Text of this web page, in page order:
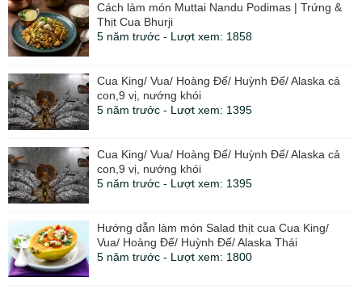
Cách làm món Muttai Nandu Podimas | Trứng &
Thịt Cua Bhurji
5 năm trước - Lượt xem: 1858
Cua King/ Vua/ Hoàng Đế/ Huỳnh Đế/ Alaska cả
con,9 vị, nướng khói
5 năm trước - Lượt xem: 1395
Cua King/ Vua/ Hoàng Đế/ Huỳnh Đế/ Alaska cả
con,9 vị, nướng khói
5 năm trước - Lượt xem: 1395
Hướng dẫn làm món Salad thịt cua Cua King/
Vua/ Hoàng Đế/ Huỳnh Đế/ Alaska Thái
5 năm trước - Lượt xem: 1800